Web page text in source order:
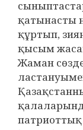
қатынасты
құртып,
қысым
Жаман